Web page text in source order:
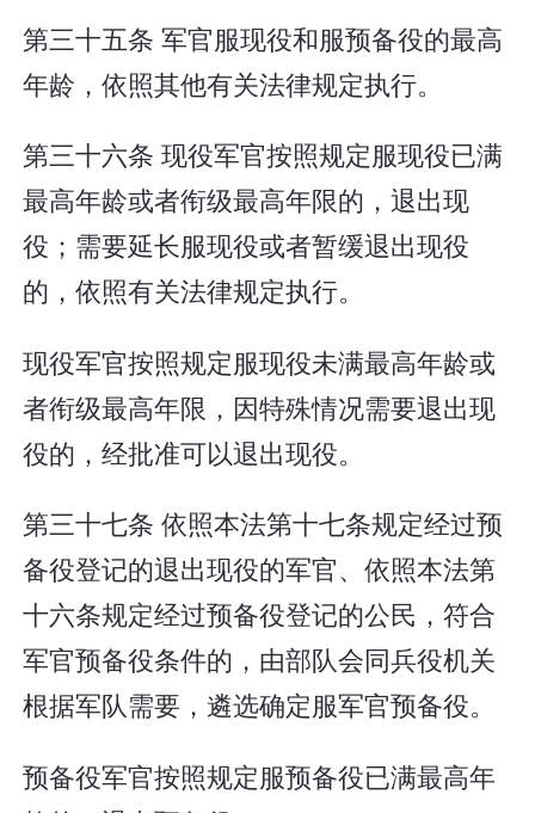
第三十五条 军官服现役和服预备役的最高
年龄，依照其他有关法律规定执行。
第三十六条 现役军官按照规定服现役已满
最高年龄或者衔级最高年限的，退出现
役；需要延长服现役或者暂缓退出现役
的，依照有关法律规定执行。
现役军官按照规定服现役未满最高年龄或
者衔级最高年限，因特殊情况需要退出现
役的，经批准可以退出现役。
第三十七条 依照本法第十七条规定经过预
备役登记的退出现役的军官、依照本法第
十六条规定经过预备役登记的公民，符合
军官预备役条件的，由部队会同兵役机关
根据军队需要，遴选确定服军官预备役。
预备役军官按照规定服预备役已满最高年